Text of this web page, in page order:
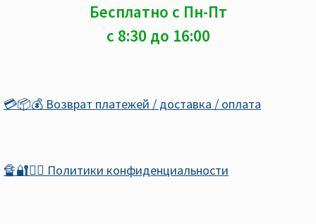
Бесплатно с Пн-Пт
с 8:30 до 16:00
💳📦💰 Возврат платежей / доставка / оплата
🔏🔐🕵️‍♂️ Политики конфиденциальности